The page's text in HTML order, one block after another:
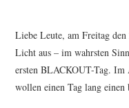
Liebe Leute, am Freitag
Licht aus – im wahrsten
ersten BLACKOUT-Tag.
wollen einen Tag lang